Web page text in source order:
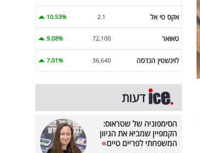
אקס טי אל 2.1
10.53%
טאואר 72,100
9.08%
לוינשטין הנדסה 36,640
7.01%
דעות
הסימפוניה של שטראוס:
הקמפיין שמביא את הגיוון
המשפחתי לפריים טיים